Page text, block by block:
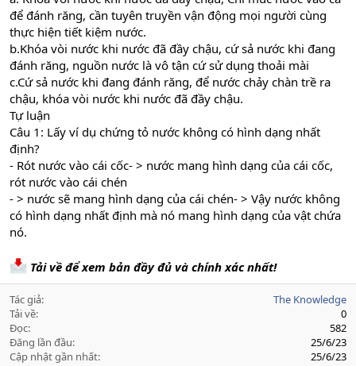
để đánh răng, cần tuyên truyền vận động mọi người cùng
thực hiện tiết kiệm nước.
b.Khóa vòi nước khi nước đã đầy chậu, cứ sả nước khi đang
đánh răng, nguồn nước là vô tận cứ sử dụng thoải mài
c.Cứ sả nước khi đang đánh răng, để nước chảy chàn trề ra
chậu, khóa vòi nước khi nước đã đầy chậu.
Tự luận
Câu 1: Lấy ví dụ chứng tỏ nước không có hình dạng nhất
định?
- Rót nước vào cái cốc- > nước mang hình dạng của cái cốc,
rót nước vào cái chén
- > nước sẽ mang hình dạng của cái chén- > Vậy nước không
có hình dạng nhất định mà nó mang hình dạng của vật chứa
nó.
Tải về để xem bản đầy đủ và chính xác nhất!
Tác giả
The Knowledge
Tải về
0
Đọc
582
Đăng lần đầu
25/6/23
Cập nhật gần nhất
25/6/23